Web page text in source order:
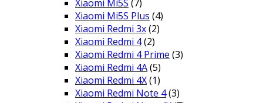
Xiaomi Mi5S (7)
Xiaomi Mi5S Plus (4)
Xiaomi Redmi 3x(2)
Xiaomi Redmi 4(2)
Xiaomi Redmi 4 Prime (3)
Xiaomi Redmi 4A(5)
Xiaomi Redmi 4X(1)
Xiaomi Redmi Note 4(3)